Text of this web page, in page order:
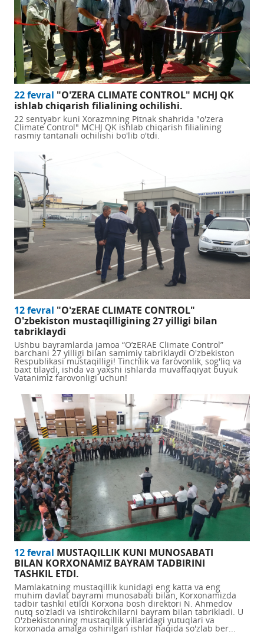
22 fevral "O'ZERA CLIMATE CONTROL" MCHJ QK
ishlab chiqarish filialining ochilishi.
22 sentyabr kuni Xorazmning Pitnak shahrida "o'zera
Climate Control" MCHJ QK ishlab chiqarish filialining
rasmiy tantanali ochilishi bo'lib o'tdi.
12 fevral "O'zERAE CLIMATE CONTROL"
O'zbekiston mustaqilligining 27 yilligi bilan
tabriklaydi
Ushbu bayramlarda jamoa “O’zERAE Climate Control”
barchani 27 yilligi bilan samimiy tabriklaydi O'zbekiston
Respublikasi mustaqilligi! Tinchlik va farovonlik, sog'liq va
baxt tilaydi, ishda va yaxshi ishlarda muvaffaqiyat buyuk
Vatanimiz farovonligi uchun!
12 fevral MUSTAQILLIK KUNI MUNOSABATI
BILAN KORXONAMIZ BAYRAM TADBIRINI
TASHKIL ETDI.
Mamlakatning mustaqillik kunidagi eng katta va eng
muhim davlat bayrami munosabati bilan, Korxonamizda
tadbir tashkil etildi Korxona bosh direktori N. Ahmedov
nutq so'zladi va ishtirokchilarni bayram bilan tabrikladi. U
O'zbekistonning mustaqillik yillaridagi yutuqlari va
korxonada amalga oshirilgan ishlar haqida so'zlab ber...